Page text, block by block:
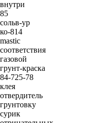
внутри
85
сольв-ур
ко-814
mastic
соответствия
газовой
грунт-краска
84-725-78
клея
отвердитель
грунтовку
сурик